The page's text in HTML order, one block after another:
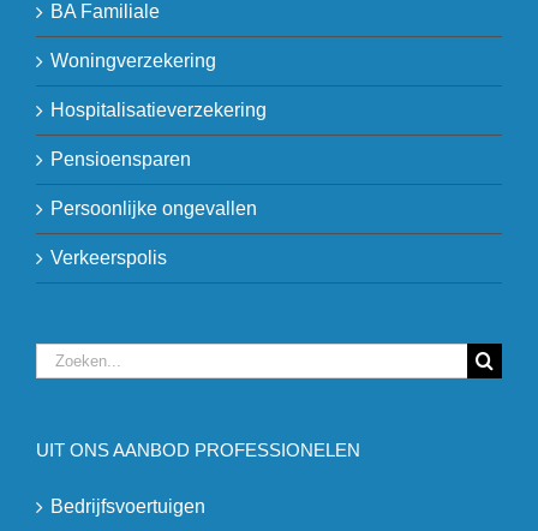
BA Familiale
Woningverzekering
Hospitalisatieverzekering
Pensioensparen
Persoonlijke ongevallen
Verkeerspolis
Zoeken
naar:
UIT ONS AANBOD PROFESSIONELEN
Bedrijfsvoertuigen